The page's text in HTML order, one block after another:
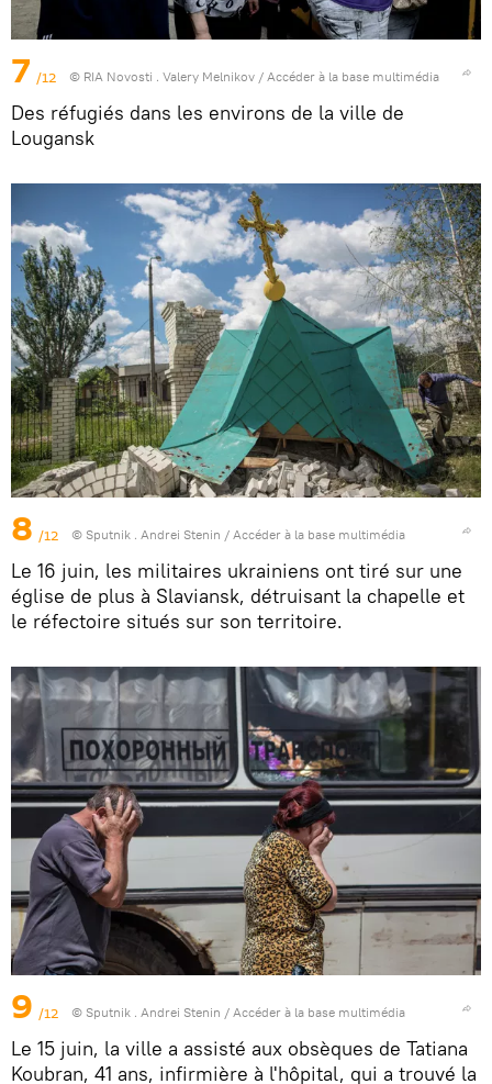
7 /12 © RIA Novosti . Valery Melnikov / Accéder à la base multimédia
Des réfugiés dans les environs de la ville de
Lougansk
8 /12 © Sputnik . Andrei Stenin / Accéder à la base multimédia
Le 16 juin, les militaires ukrainiens ont tiré sur une
église de plus à Slaviansk, détruisant la chapelle et
le réfectoire situés sur son territoire.
9 /12 © Sputnik . Andrei Stenin / Accéder à la base multimédia
Le 15 juin, la ville a assisté aux obsèques de Tatiana
Koubran, 41 ans, infirmière à l'hôpital, qui a trouvé la